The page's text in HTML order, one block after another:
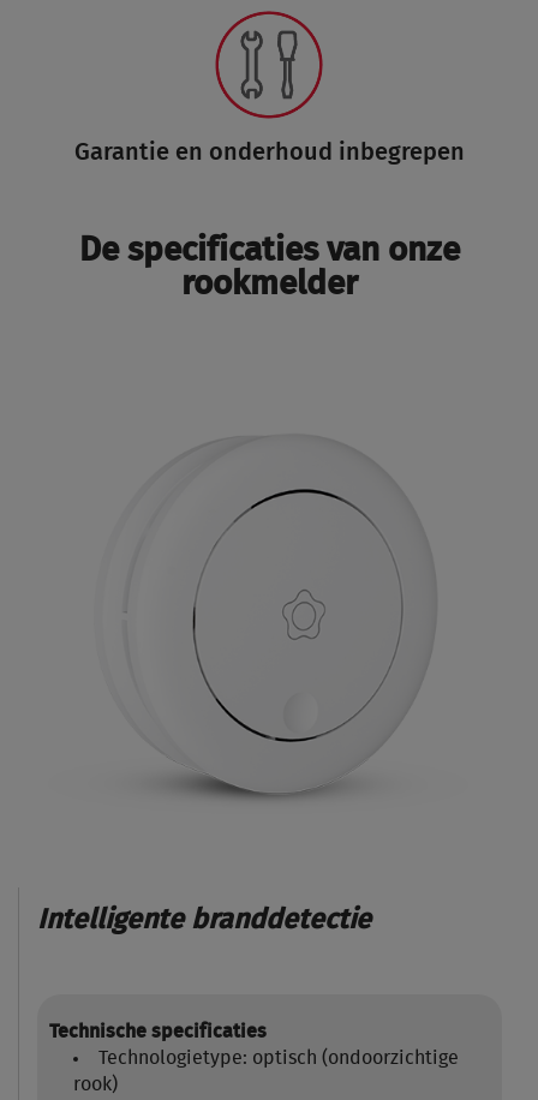
Garantie en onderhoud inbegrepen
De specificaties van onze
rookmelder
Intelligente branddetectie
Technische specificaties
Technologietype: optisch (ondoorzichtige
rook)